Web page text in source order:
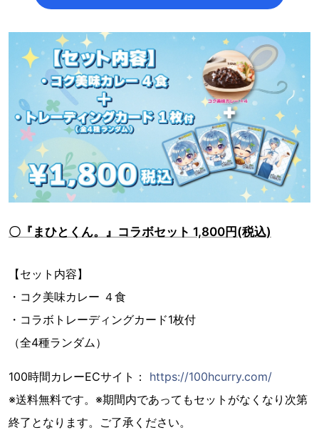
〇『まひとくん。』コラボセット 1,800円(税込)
【セット内容】
・コク美味カレー ４食
・コラボトレーディングカード1枚付
（全4種ランダム）
100時間カレーECサイト： https://100hcurry.com/
※送料無料です。※期間内であってもセットがなくなり次第
終了となります。ご了承ください。